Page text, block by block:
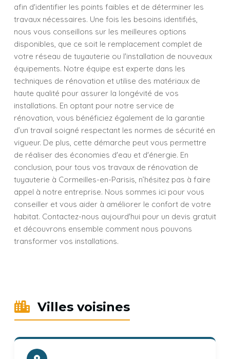
afin d'identifier les points faibles et de déterminer les
travaux nécessaires. Une fois les besoins identifiés,
nous vous conseillons sur les meilleures options
disponibles, que ce soit le remplacement complet de
votre réseau de tuyauterie ou l'installation de nouveaux
équipements. Notre équipe est experte dans les
techniques de rénovation et utilise des matériaux de
haute qualité pour assurer la longévité de vos
installations. En optant pour notre service de
rénovation, vous bénéficiez également de la garantie
d’un travail soigné respectant les normes de sécurité en
vigueur. De plus, cette démarche peut vous permettre
de réaliser des économies d'eau et d'énergie. En
conclusion, pour tous vos travaux de rénovation de
tuyauterie à Cormeilles-en-Parisis, n’hésitez pas à faire
appel à notre entreprise. Nous sommes ici pour vous
conseiller et vous aider à améliorer le confort de votre
habitat. Contactez-nous aujourd'hui pour un devis gratuit
et découvrons ensemble comment nous pouvons
transformer vos installations.
Villes voisines